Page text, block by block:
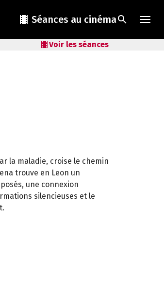
local_movies Séances au cinémasearch
local_movies Voir les séances
la maladie, croise le chemin
trouve en Leon un
une connexion
silencieuses et le